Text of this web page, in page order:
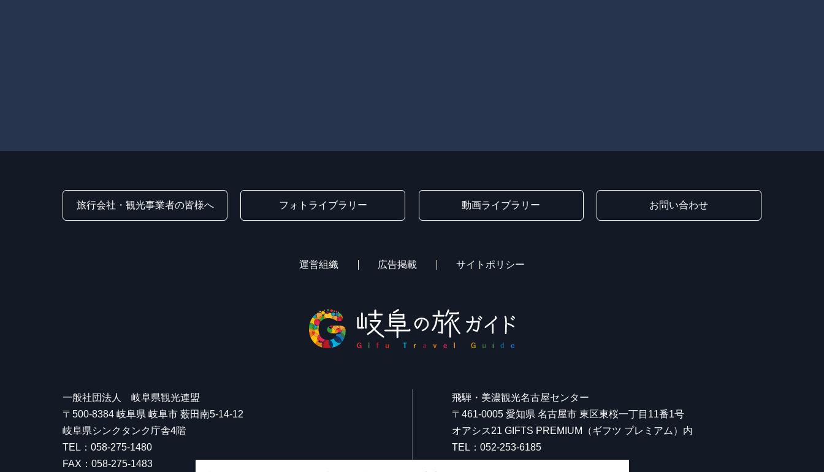
旅行会社・観光事業者の皆様へ フォトライブラリー 動画ライブラリー お問い合わせ
運営組織 広告掲載 サイトポリシー
一般社団法人 岐阜県観光連盟
〒500-8384 岐阜県 岐阜市 薮田南5-14-12
岐阜県シンクタンク庁舎4階
TEL：058-275-1480
FAX：058-275-1483
飛騨・美濃観光名古屋センター
〒461-0005 愛知県 名古屋市 東区東桜一丁目11番1号
オアシス21 GIFTS PREMIUM（ギフツ プレミアム）内
TEL：052-253-6185